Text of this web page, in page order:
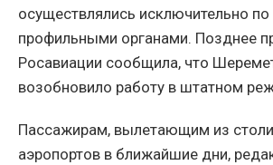
осуществлялись исключительно
профильными органами. Позднее
Росавиации сообщила, что
возобновило работу в штатном
Пассажирам, вылетающим из
аэропортов в ближайшие дни,